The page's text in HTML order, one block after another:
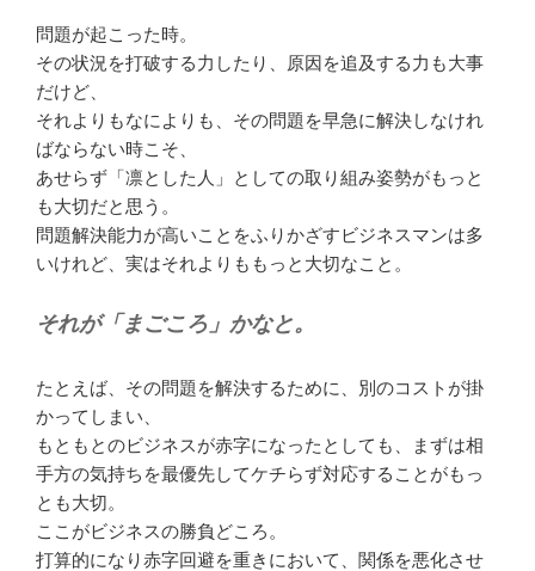
問題が起こった時。
その状況を打破する力したり、原因を追及する力も大事
だけど、
それよりもなによりも、その問題を早急に解決しなけれ
ばならない時こそ、
あせらず「凛とした人」としての取り組み姿勢がもっと
も大切だと思う。
問題解決能力が高いことをふりかざすビジネスマンは多
いけれど、実はそれよりももっと大切なこと。
それが「まごころ」かなと。
たとえば、その問題を解決するために、別のコストが掛
かってしまい、
もともとのビジネスが赤字になったとしても、まずは相
手方の気持ちを最優先してケチらず対応することがもっ
とも大切。
ここがビジネスの勝負どころ。
打算的になり赤字回避を重きにおいて、関係を悪化させ